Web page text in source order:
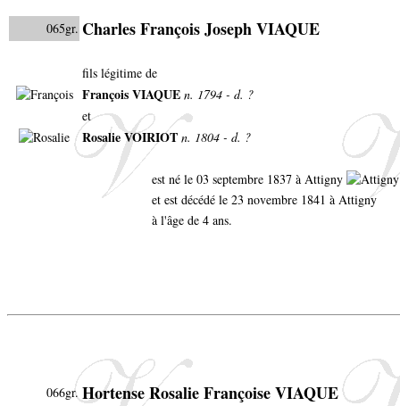
065gr. Charles François Joseph VIAQUE
fils légitime de
François VIAQUE n. 1794 - d. ?
et
Rosalie VOIRIOT n. 1804 - d. ?
est né le 03 septembre 1837 à Attigny
et est décédé le 23 novembre 1841 à Attigny
à l'âge de 4 ans.
066gr. Hortense Rosalie Françoise VIAQUE